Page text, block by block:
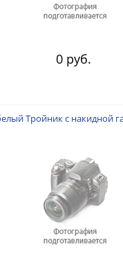
0 руб.
Тройник с накидной